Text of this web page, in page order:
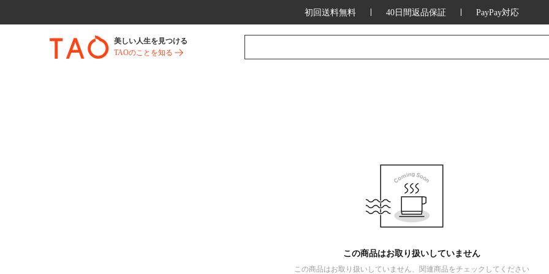
初回送料無料 40日間返品保証 PayPay対応
美しい人生を見つける
TAOのことを知る
この商品はお取り扱いしていません
この商品はお取り扱いしていません、関連商品をチェックしてください